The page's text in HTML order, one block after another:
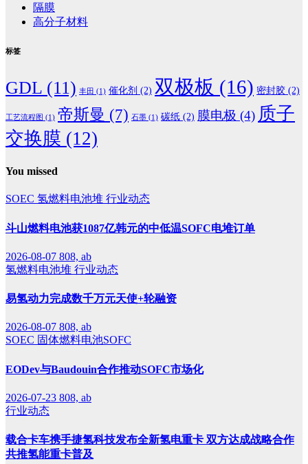
隔膜
高分子材料
标签
GDL (11) 丰田 (1) 催化剂 (2) 双极板 (16) 密封胶 (2)
工艺流程图 (1) 帝斯曼 (7) 石墨 (1) 碳纸 (2) 膜电极 (4) 质子
交换膜 (12)
You missed
SOEC 氢燃料电池堆 行业动态
斗山燃料电池获1087亿韩元的中低温SOFC电堆订单
2026-08-07 808, ab
氢燃料电池堆 行业动态
易氢动力完成数千万元天使+轮融资
2026-08-07 808, ab
SOEC 固体燃料电池SOFC
EODev与Baudouin合作推动SOFC市场化
2026-07-23 808, ab
行业动态
载合卡车携手捷氢科技发布全新氢电重卡 双方达成战略合作
共推氢能重卡普及